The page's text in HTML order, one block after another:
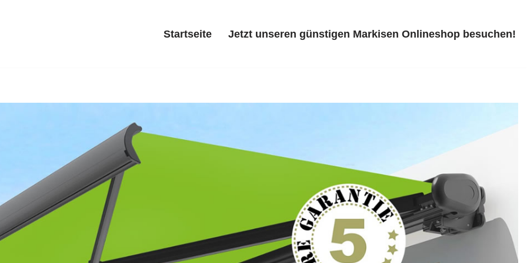
Startseite Jetzt unseren günstigen Markisen Onlineshop besuchen!